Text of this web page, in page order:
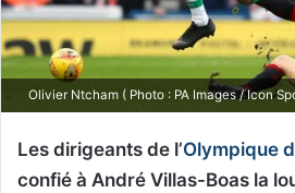
Olivier Ntcham ( Photo : PA Images / Icon
Les dirigeants de l’Olympique
confié à André Villas-Boas la